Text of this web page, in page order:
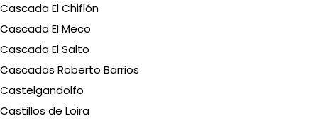
Cascada El Chiflón
Cascada El Meco
Cascada El Salto
Cascadas Roberto Barrios
Castelgandolfo
Castillos de Loira